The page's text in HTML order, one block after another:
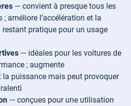
— convient à presque tous les
; améliore l’accélération et la
pratique pour un usage
— idéales pour les voitures de
; augmente
puissance mais peut provoquer
— conçues pour une utilisation